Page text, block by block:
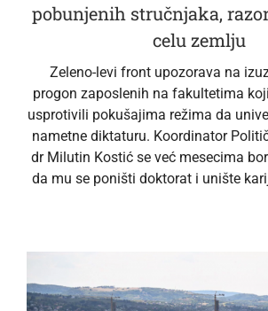
pobunjenih stručnjaka,
celu zemlju
Zeleno-levi front upozorava na
progon zaposlenih na fakultetima
usprotivili pokušajima režima da
nametne diktaturu. Koordinator
dr Milutin Kostić se već mesecima
da mu se poništi doktorat i unište